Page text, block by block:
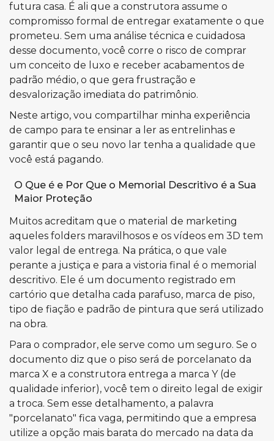
futura casa. É ali que a construtora assume o
compromisso formal de entregar exatamente o que
prometeu. Sem uma análise técnica e cuidadosa
desse documento, você corre o risco de comprar
um conceito de luxo e receber acabamentos de
padrão médio, o que gera frustração e
desvalorização imediata do patrimônio.
Neste artigo, vou compartilhar minha experiência
de campo para te ensinar a ler as entrelinhas e
garantir que o seu novo lar tenha a qualidade que
você está pagando.
O Que é e Por Que o Memorial Descritivo é a Sua
Maior Proteção
Muitos acreditam que o material de marketing
aqueles folders maravilhosos e os vídeos em 3D tem
valor legal de entrega. Na prática, o que vale
perante a justiça e para a vistoria final é o memorial
descritivo. Ele é um documento registrado em
cartório que detalha cada parafuso, marca de piso,
tipo de fiação e padrão de pintura que será utilizado
na obra.
Para o comprador, ele serve como um seguro. Se o
documento diz que o piso será de porcelanato da
marca X e a construtora entrega a marca Y (de
qualidade inferior), você tem o direito legal de exigir
a troca. Sem esse detalhamento, a palavra
"porcelanato" fica vaga, permitindo que a empresa
utilize a opção mais barata do mercado na data da